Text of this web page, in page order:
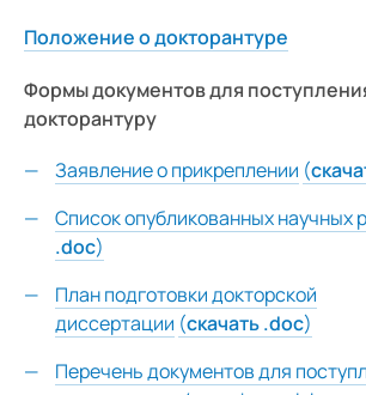
Положение о докторантуре
Формы документов для
докторантуру
Заявление о прикреплении (
Список опубликованных научных
.doc)
План подготовки докторской
диссертации (скачать .doc)
Перечень документов для